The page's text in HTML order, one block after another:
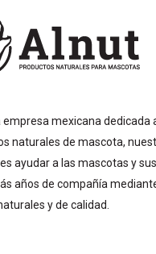
empresa mexicana dedicada
naturales de mascota,
ayudar a las mascotas y
años de compañía
y de calidad.